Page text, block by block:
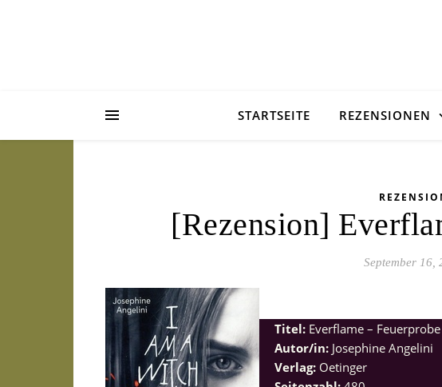
STARTSEITE REZENSIONEN
[Rezension]
September 16,
Titel: Everflame – Feuerprobe
Autor/in: Josephine Angelini
Verlag: Oetinger